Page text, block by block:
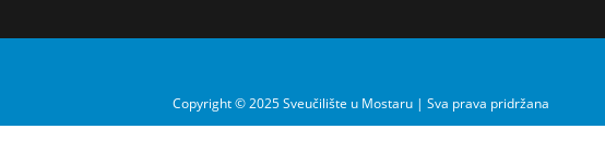
Copyright © 2025 Sveučilište u Mostaru | Sva prava pridržana
Razvio i dizajnirao Centar za informacijske tehnologije Sveučilišta u Mostaru –